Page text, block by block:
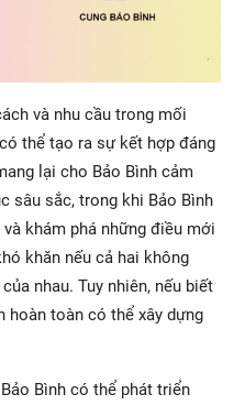
và nhu cầu trong mối
thể tạo ra sự kết hợp đáng
lại cho Bảo Bình cảm
sâu sắc, trong khi Bảo Bình
khám phá những điều mới
khăn nếu cả hai không
nhau. Tuy nhiên, nếu biết
hoàn toàn có thể xây dựng
Bình có thể phát triển